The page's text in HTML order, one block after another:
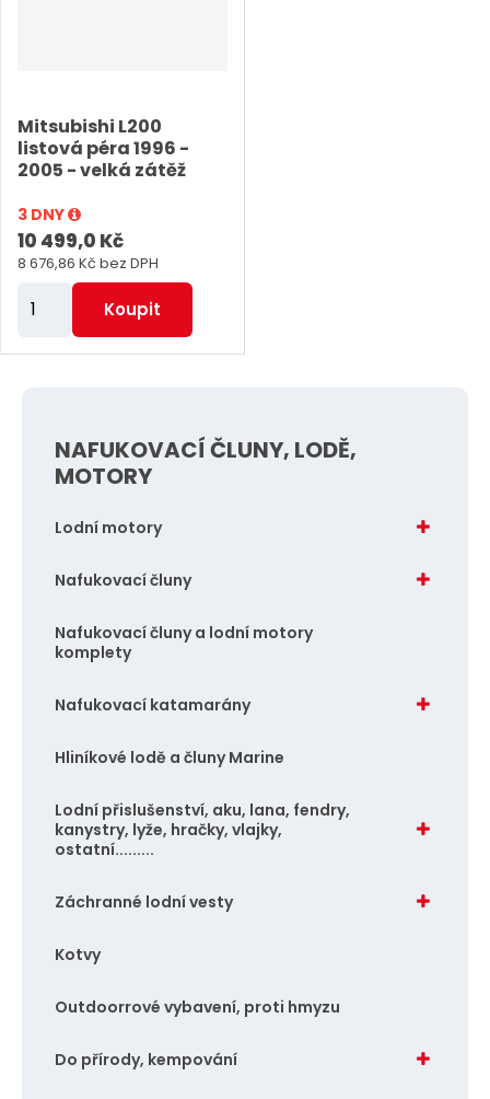
t
Mitsubishi L200
listová péra 1996 -
2005 - velká zátěž
10 499,0 Kč
8 676,86 Kč bez DPH
ě
Koupit
3 DNY
NAFUKOVACÍ ČLUNY, LODĚ,
MOTORY
Lodní motory
Nafukovací čluny
Nafukovací čluny a lodní motory
komplety
Nafukovací katamarány
Hliníkové lodě a čluny Marine
Lodní přislušenství, aku, lana, fendry,
kanystry, lyže, hračky, vlajky,
ostatní.........
Záchranné lodní vesty
Kotvy
Outdoorrové vybavení, proti hmyzu
Do přírody, kempování